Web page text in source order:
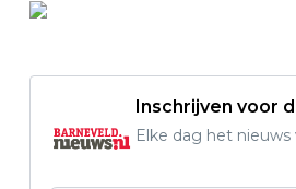
Inschrijven voor
Elke dag het nieuws